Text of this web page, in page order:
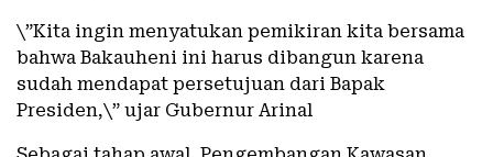
\”Kita ingin menyatukan pemikiran kita bersama
bahwa Bakauheni ini harus dibangun karena
sudah mendapat persetujuan dari Bapak
Presiden,\” ujar Gubernur Arinal